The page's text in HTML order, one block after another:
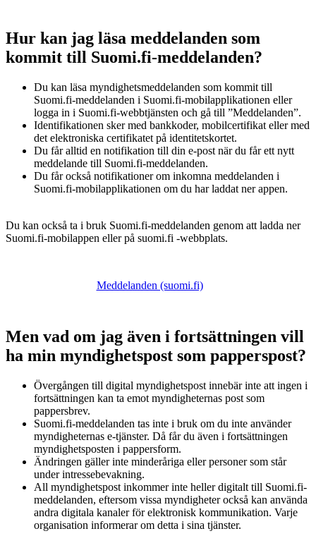
Hur kan jag läsa meddelanden som
kommit till Suomi.fi-meddelanden?
Du kan läsa myndighetsmeddelanden som kommit till
Suomi.fi-meddelanden i Suomi.fi-mobilapplikationen eller
logga in i Suomi.fi-webbtjänsten och gå till ”Meddelanden”.
Identifikationen sker med bankkoder, mobilcertifikat eller med
det elektroniska certifikatet på identitetskortet.
Du får alltid en notifikation till din e-post när du får ett nytt
meddelande till Suomi.fi-meddelanden.
Du får också notifikationer om inkomna meddelanden i
Suomi.fi-mobilapplikationen om du har laddat ner appen.
Du kan också ta i bruk Suomi.fi-meddelanden genom att ladda ner
Suomi.fi-mobilappen eller på suomi.fi -webbplats.
Meddelanden (suomi.fi)
Men vad om jag även i fortsättningen vill
ha min myndighetspost som papperspost?
Övergången till digital myndighetspost innebär inte att ingen i
fortsättningen kan ta emot myndigheternas post som
pappersbrev.
Suomi.fi-meddelanden tas inte i bruk om du inte använder
myndigheternas e-tjänster. Då får du även i fortsättningen
myndighetsposten i pappersform.
Ändringen gäller inte minderåriga eller personer som står
under intressebevakning.
All myndighetspost inkommer inte heller digitalt till Suomi.fi-
meddelanden, eftersom vissa myndigheter också kan använda
andra digitala kanaler för elektronisk kommunikation. Varje
organisation informerar om detta i sina tjänster.